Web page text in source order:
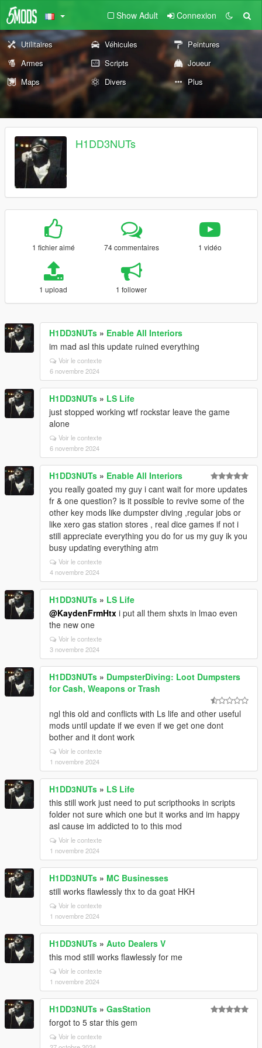
Show Adult Connexion
Utilitaires Véhicules
Peintures
Armes
Scripts
Joueur
Maps
Divers Plus
H1DD3NUTs
1 fichier aimé 74 commentaires 1 vidéo
1 upload 1 follower
H1DD3NUTs » Enable All Interiors
im mad asl this update ruined everything
Voir le contexte
6 novembre 2024
H1DD3NUTs » LS Life
just stopped working wtf rockstar leave the game
alone
Voir le contexte
6 novembre 2024
H1DD3NUTs » Enable All Interiors
you really goated my guy i cant wait for more updates
fr & one question? is it possible to revive some of the
other key mods like dumpster diving ,regular jobs or
like xero gas station stores , real dice games if not i
still appreciate everything you do for us my guy ik you
busy updating everything atm
Voir le contexte
4 novembre 2024
H1DD3NUTs » LS Life
@KaydenFrmHtx i put all them shxts in lmao even
the new one
Voir le contexte
3 novembre 2024
H1DD3NUTs » DumpsterDiving: Loot Dumpsters
for Cash, Weapons or Trash
ngl this old and conflicts with Ls life and other useful
mods until update if we even if we get one dont
bother and it dont work
Voir le contexte
1 novembre 2024
H1DD3NUTs » LS Life
this still work just need to put scripthooks in scripts
folder not sure which one but it works and im happy
asl cause im addicted to to this mod
Voir le contexte
1 novembre 2024
H1DD3NUTs » MC Businesses
still works flawlessly thx to da goat HKH
Voir le contexte
1 novembre 2024
H1DD3NUTs » Auto Dealers V
this mod still works flawlessly for me
Voir le contexte
1 novembre 2024
H1DD3NUTs » GasStation
forgot to 5 star this gem
Voir le contexte